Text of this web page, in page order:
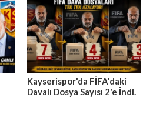
Kayserispor'da FİFA'daki
Davalı Dosya Sayısı 2'e İndi.